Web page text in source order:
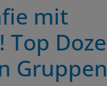
mit
Top
Gruppen